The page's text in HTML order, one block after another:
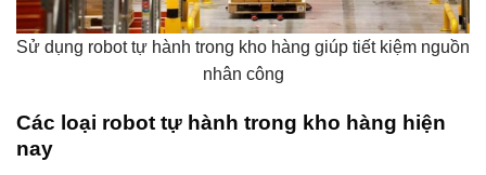
Sử dụng robot tự hành trong kho hàng giúp tiết kiệm nguồn
nhân công
Các loại robot tự hành trong kho hàng hiện
nay